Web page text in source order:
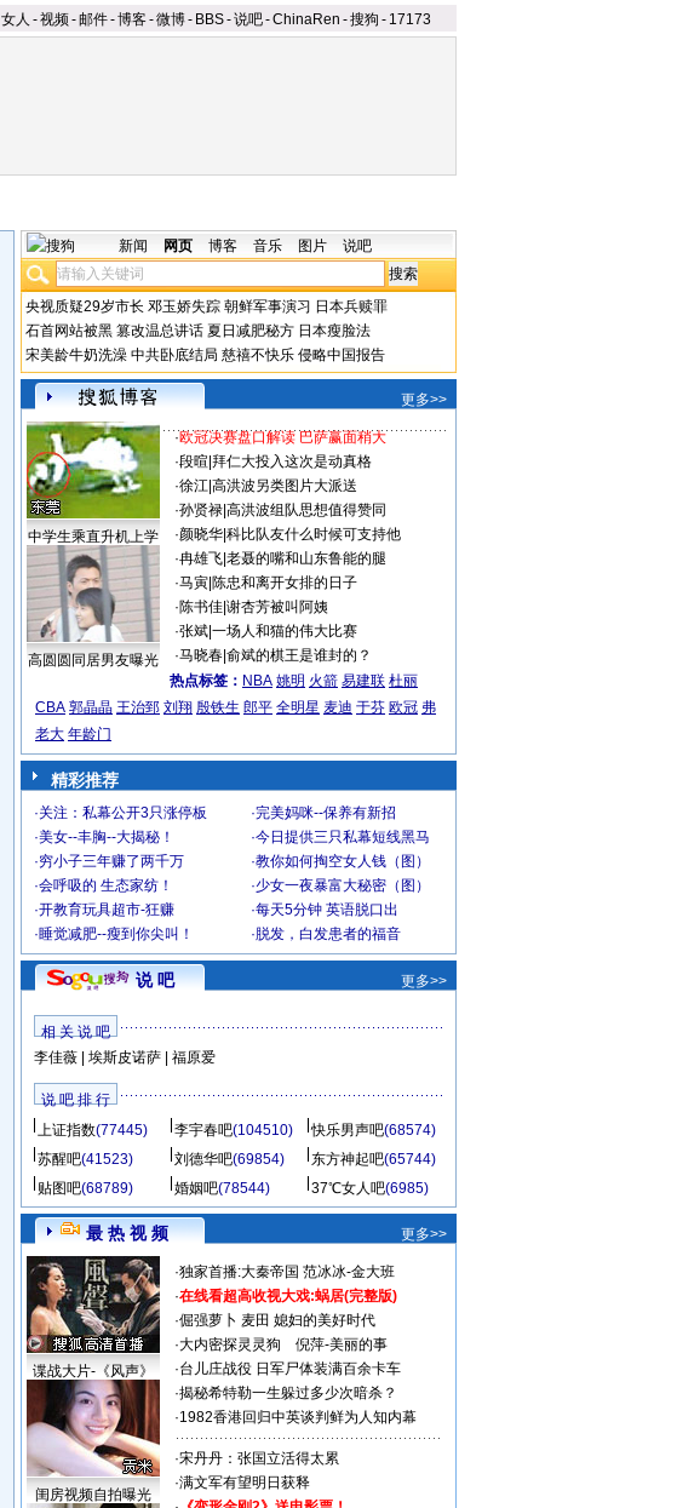
女人 -视频-邮件-博客-微博- BBS-说吧-ChinaRen -搜狗 - 17173
新闻 网页 博客 音乐 图片 说吧
央视质疑29岁市长 邓玉娇失踪 朝鲜军事演习 日本兵赎罪
石首网站被黑 篡改温总讲话 夏日减肥秘方 日本瘦脸法
宋美龄牛奶洗澡 中共卧底结局 慈禧不快乐 侵略中国报告
更多>>
中学生乘直升机上学
高圆圆同居男友曝光
·欧冠决赛盘口解读 巴萨赢面稍大
·段暄 拜仁大投入这次是动真格
·徐江| 高洪波另类图片大派送
·孙贤禄| 高洪波组队思想值得赞同
·颜晓华| 科比队友什么时候可支持他
·冉雄飞| 老聂的嘴和山东鲁能的腿
·马寅| 陈忠和离开女排的日子
·陈书佳| 谢杏芳被叫阿姨
·张斌| 一场人和猫的伟大比赛
·马晓春| 俞斌的棋王是谁封的？
热点标签： NBA 姚明 火箭 易建联 杜丽
CBA 郭晶晶 王治郅 刘翔 殷铁生 郎平 全明星 麦迪 于芬 欧冠 弗
老大 年龄门
精彩推荐
·关注：私幕公开3只涨停板 ·完美妈咪--保养有新招
·美女--丰胸--大揭秘！ ·今日提供三只私幕短线黑马
·穷小子三年赚了两千万 ·教你如何掏空女人钱（图）
·会呼吸的 生态家纺！ ·少女一夜暴富大秘密（图）
·开教育玩具超市-狂赚 ·每天5分钟 英语脱口出
·睡觉减肥--瘦到你尖叫！ · 脱发，白发患者的福音
说 吧 更多>>
相 关 说 吧
李佳薇| 埃斯皮诺萨| 福原爱
说 吧 排 行
上证指数(77445) 李宇春吧(104510) 快乐男声吧(68574)
苏醒吧(41523) 刘德华吧(69854) 东方神起吧(65744)
贴图吧(68789) 婚姻吧(78544) 37℃女人吧(6985)
最 热 视 频 更多>>
谍战大片-《风声》
闺房视频自拍曝光
·独家首播:大秦帝国 范冰冰-金大班
·在线看超高收视大戏:蜗居(完整版)
·倔强萝卜 麦田 媳妇的美好时代
·大内密探灵灵狗
倪萍-美丽的事
·台儿庄战役 日军尸体装满百余卡车
·揭秘希特勒一生躲过多少次暗杀？
·1982香港回归中英谈判鲜为人知内幕
·宋丹丹：张国立活得太累
·满文军有望明日获释